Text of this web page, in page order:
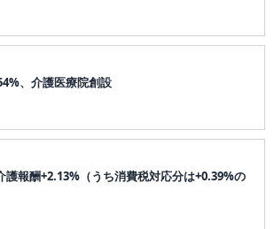
上位区分創設による期中改定。「損税」は議題
、介護医療院創設
施設の段階的廃止と介護医療院の創設。新類型
論の中心。
護報酬+2.13%（うち消費税対応分は+0.39%の